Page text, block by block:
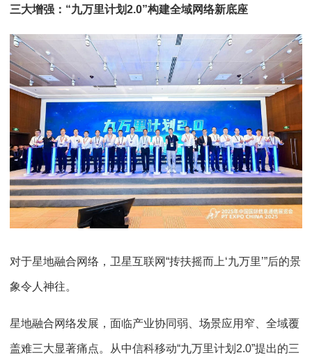
三大增强：“九万里计划2.0”构建全域网络新底座
对于星地融合网络，卫星互联网“抟扶摇而上‘九万里’”后的景
象令人神往。
星地融合网络发展，面临产业协同弱、场景应用窄、全域覆
盖难三大显著痛点。从中信科移动“九万里计划2.0”提出的三